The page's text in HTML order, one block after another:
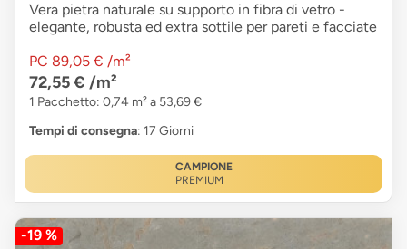
Vera pietra naturale su supporto in fibra di vetro -
elegante, robusta ed extra sottile per pareti e facciate
PC 89,05 € /m²
72,55 € /m²
1 Pacchetto: 0,74 m² a 53,69 €
Tempi di consegna: 17 Giorni
CAMPIONE
PREMIUM
-19 %